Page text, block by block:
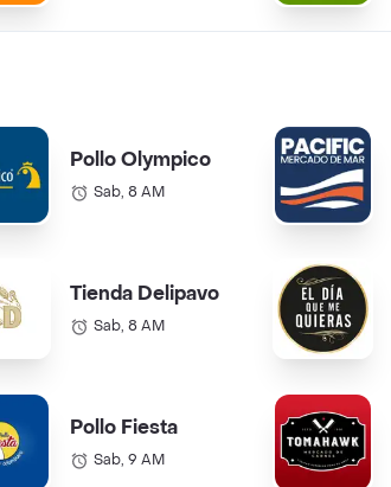
Pollo Olympico
Sab, 8 AM
Tienda Delipavo
Sab, 8 AM
Pollo Fiesta
Sab, 9 AM